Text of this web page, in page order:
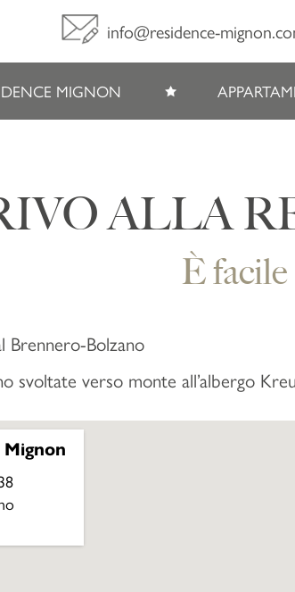
info@residence-
MIGNON
ALLA
È
Brennero-Bolzano
svoltate verso monte all’albergo
Mignon